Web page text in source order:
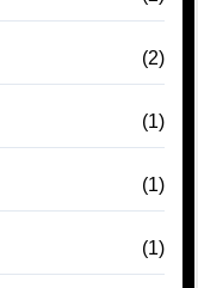
(2)
(1)
(1)
(1)